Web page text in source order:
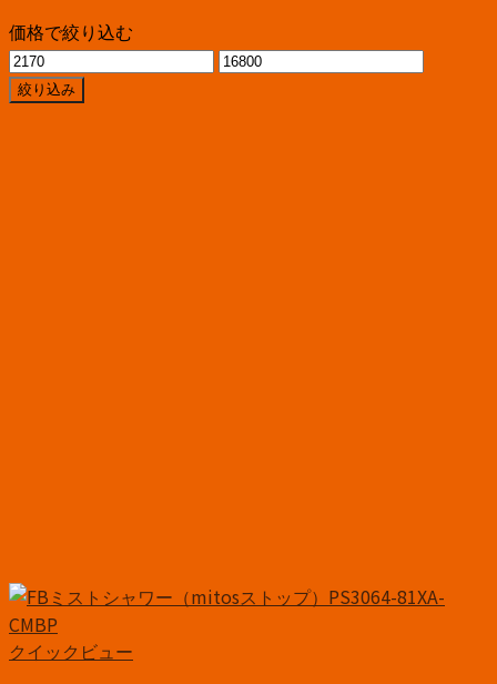
価格で絞り込む
最
低
最
絞り込み
クイックビュー